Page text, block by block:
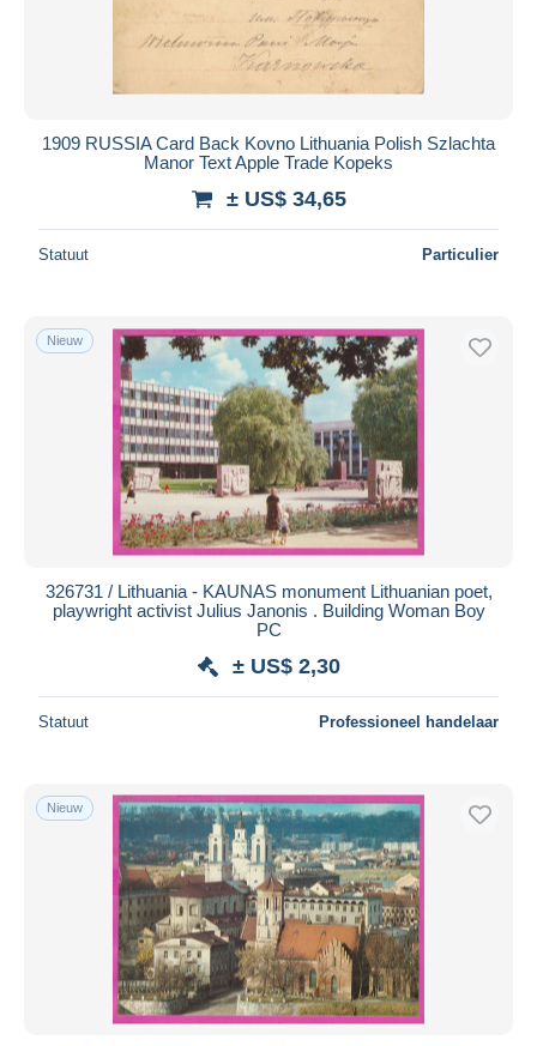
1909 RUSSIA Card Back Kovno Lithuania Polish Szlachta
Manor Text Apple Trade Kopeks
± US$ 34,65
Statuut Particulier
Nieuw
326731 / Lithuania - KAUNAS monument Lithuanian poet,
playwright activist Julius Janonis . Building Woman Boy
PC
± US$ 2,30
Statuut Professioneel handelaar
Nieuw